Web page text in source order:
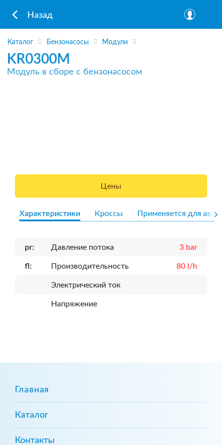
Назад
Каталог Бензонасосы Модули
KR0300M
Модуль в сборе с бензонасосом
Цены
Характеристики Кроссы Применяется для авто
pr: Давление потока 3 bar
fl: Производительность 80 l/h
Электрический ток
Напряжение
Главная
Каталог
Контакты